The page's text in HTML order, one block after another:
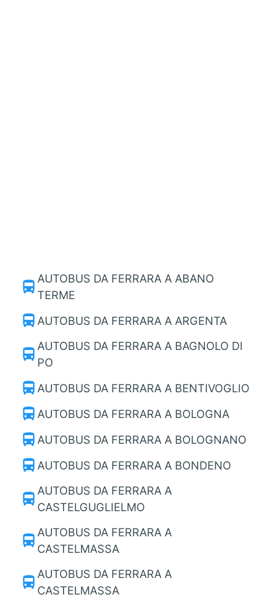
directions_bus AUTOBUS DA FERRARA A ABANO
TERME
directions_bus AUTOBUS DA FERRARA A ARGENTA
directions_bus AUTOBUS DA FERRARA A BAGNOLO DI
PO
directions_bus AUTOBUS DA FERRARA A BENTIVOGLIO
directions_bus AUTOBUS DA FERRARA A BOLOGNA
directions_bus AUTOBUS DA FERRARA A BOLOGNANO
directions_bus AUTOBUS DA FERRARA A BONDENO
directions_bus AUTOBUS DA FERRARA A
CASTELGUGLIELMO
directions_bus AUTOBUS DA FERRARA A
CASTELMASSA
directions_bus AUTOBUS DA FERRARA A
CASTELMASSA